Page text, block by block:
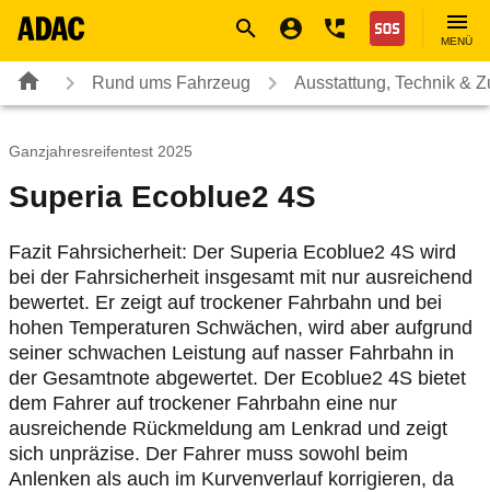
Nothilfe
MENÜ
Rund ums Fahrzeug Ausstattung, Technik &
Ganzjahresreifentest 2025
Superia Ecoblue2 4S
Fazit Fahrsicherheit: Der Superia Ecoblue2 4S wird
bei der Fahrsicherheit insgesamt mit nur ausreichend
bewertet. Er zeigt auf trockener Fahrbahn und bei
hohen Temperaturen Schwächen, wird aber aufgrund
seiner schwachen Leistung auf nasser Fahrbahn in
der Gesamtnote abgewertet. Der Ecoblue2 4S bietet
dem Fahrer auf trockener Fahrbahn eine nur
ausreichende Rückmeldung am Lenkrad und zeigt
sich unpräzise. Der Fahrer muss sowohl beim
Anlenken als auch im Kurvenverlauf korrigieren, da